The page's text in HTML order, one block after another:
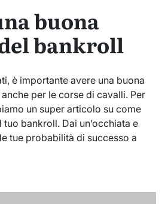
buona
bankroll
è importante avere una buona
per le corse di cavalli. Per
un super articolo su come
bankroll. Dai un’occhiata e
tue probabilità di successo a